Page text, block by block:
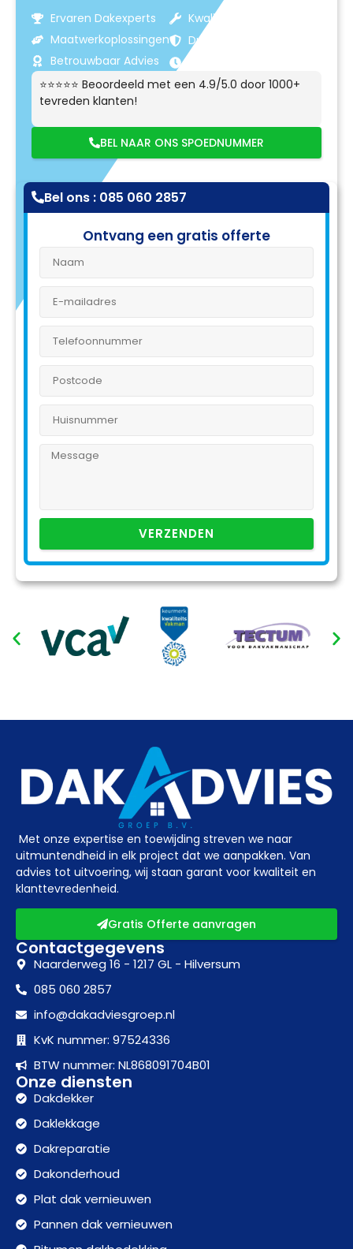
Ervaren Dakexperts
Maatwerkoplossingen
Betrouwbaar Advies
Kwaliteitsmaterialen
Duurzame Resultaten
⭐⭐⭐⭐⭐ Beoordeeld met een 4.9/5.0 door 1000+
tevreden klanten!
BEL NAAR ONS SPOEDNUMMER
Bel ons : 085 060 2857
Ontvang een gratis offerte
VERZENDEN
Met onze expertise en toewijding streven we naar
uitmuntendheid in elk project dat we aanpakken. Van
advies tot uitvoering, wij staan garant voor kwaliteit en
klanttevredenheid.
Gratis Offerte aanvragen
Contactgegevens
Naarderweg 16 - 1217 GL - Hilversum
085 060 2857
info@dakadviesgroep.nl
KvK nummer: 97524336
BTW nummer: NL868091704B01
Onze diensten
Dakdekker
Daklekkage
Dakreparatie
Dakonderhoud
Plat dak vernieuwen
Pannen dak vernieuwen